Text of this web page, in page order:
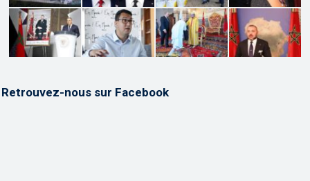
Retrouvez-nous sur Facebook